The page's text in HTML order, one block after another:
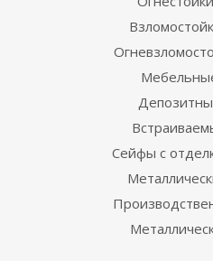
Сейфы с